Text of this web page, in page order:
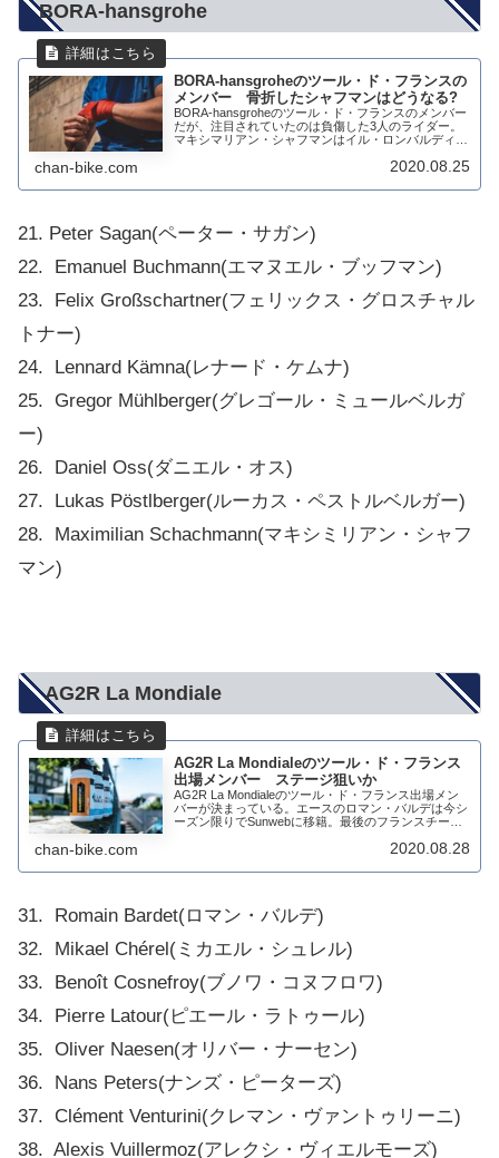
BORA-hansgrohe
BORA-hansgroheのツール・ド・フランスの
メンバー 骨折したシャフマンはどうなる?
BORA-hansgroheのツール・ド・フランスのメンバー
だが、注目されていたのは負傷した3人のライダー。
マキシマリアン・シャフマンはイル・ロンバルディア
ッフマンとグレゴール・ミュールベルガ...
chan-bike.com 2020.08.25
21. Peter Sagan(ペーター・サガン)
22. Emanuel Buchmann(エマヌエル・ブッフマン)
23. Felix Großschartner(フェリックス・グロスチャル
トナー)
24. Lennard Kämna(レナード・ケムナ)
25. Gregor Mühlberger(グレゴール・ミュールベルガ
ー)
26. Daniel Oss(ダニエル・オス)
27. Lukas Pöstlberger(ルーカス・ペストルベルガー)
28. Maximilian Schachmann(マキシミリアン・シャフ
マン)
AG2R La Mondiale
AG2R La Mondialeのツール・ド・フランス
出場メンバー ステージ狙いか
AG2R La Mondialeのツール・ド・フランス出場メン
バーが決まっている。エースのロマン・バルデは今シ
ーズン限りでSunwebに移籍。最後のフランスチーム
chan-bike.com 2020.08.28
31. Romain Bardet(ロマン・バルデ)
32. Mikael Chérel(ミカエル・シュレル)
33. Benoît Cosnefroy(ブノワ・コヌフロワ)
34. Pierre Latour(ピエール・ラトゥール)
35. Oliver Naesen(オリバー・ナーセン)
36. Nans Peters(ナンズ・ピーターズ)
37. Clément Venturini(クレマン・ヴァントゥリーニ)
38. Alexis Vuillermoz(アレクシ・ヴィエルモーズ)